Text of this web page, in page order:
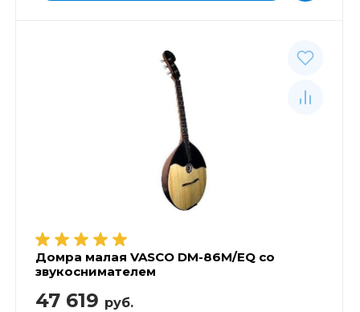
Домра малая VASCO DM-86M/EQ со
звукоснимателем
47 619 руб.